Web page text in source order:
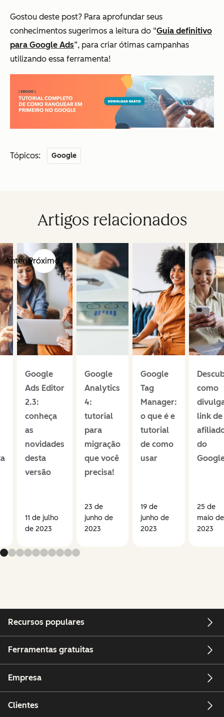
Gostou deste post? Para aprofundar seus
conhecimentos sugerimos a leitura do “Guia definitivo
para Google Ads”, para criar ótimas campanhas
utilizando essa ferramenta!
Tópicos: Google
Artigos relacionados
AnteriorPróximo
Google
Ads Editor
2.3:
conheça
as
novidades
desta
versão
11 de julho
de 2023
Google
Analytics
4:
tutorial
para
migração
que você
precisa!
23 de
junho de
2023
Google
Tag
Manager:
o que é e
tutorial
de como
usar
19 de
junho de
2023
como
link de
do
25 de
maio de
2023
Recursos populares
Ferramentas gratuitas
Empresa
Clientes